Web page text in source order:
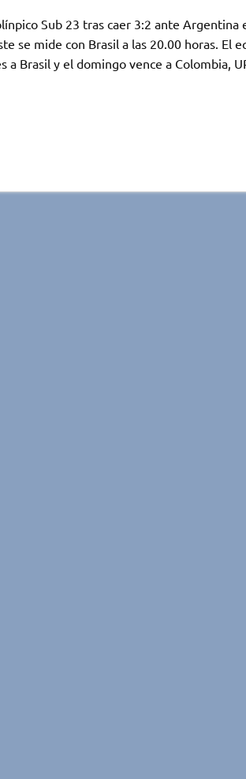
Sub 23 tras caer 3:2 ante Argentina
se mide con Brasil a las 20.00 horas. El
Brasil y el domingo vence a Colombia,